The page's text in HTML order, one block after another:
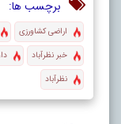
برچسب ها:
اراضی کشاورزی
خبر نظرآباد
نظرآباد